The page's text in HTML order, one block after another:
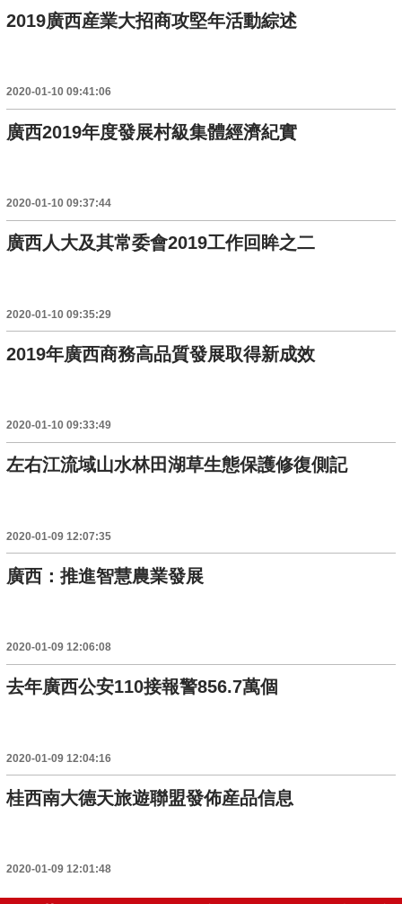
2019廣西産業大招商攻堅年活動綜述
2020-01-10 09:41:06
廣西2019年度發展村級集體經濟紀實
2020-01-10 09:37:44
廣西人大及其常委會2019工作回眸之二
2020-01-10 09:35:29
2019年廣西商務高品質發展取得新成效
2020-01-10 09:33:49
左右江流域山水林田湖草生態保護修復側記
2020-01-09 12:07:35
廣西：推進智慧農業發展
2020-01-09 12:06:08
去年廣西公安110接報警856.7萬個
2020-01-09 12:04:16
桂西南大德天旅遊聯盟發佈産品信息
2020-01-09 12:01:48